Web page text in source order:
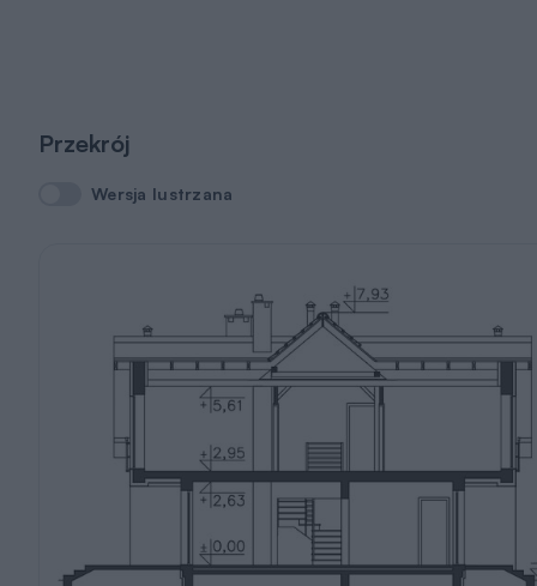
Przekrój
Wersja lustrzana
Wersja lustrzana